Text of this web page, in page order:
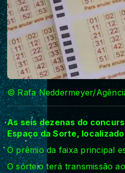
© Rafa Neddermeyer/
As seis dezenas do
Espaço da Sorte,
O prêmio da faixa principal
O sorteio terá transmissão